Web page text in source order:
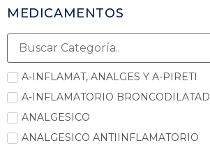
MEDICAMENTOS
A-INFLAMAT, ANALGES Y A-PIRETI
A-INFLAMATORIO BRONCODILATAD
ANALGESICO
ANALGESICO ANTIINFLAMATORIO